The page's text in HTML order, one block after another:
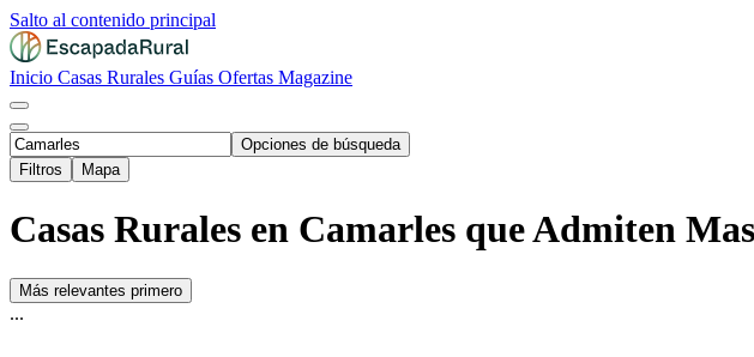
Salto al contenido principal
Inicio Casas Rurales Guías Ofertas Magazine
Opciones de búsqueda
Filtros
Mapa
Casas Rurales en Camarles que Admiten
Más relevantes primero
...